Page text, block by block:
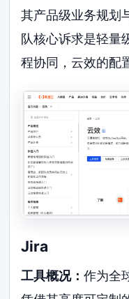
其产品级业务规划
队核心诉求是轻量
程协同，云效的配
Jira
工具概况：作为全